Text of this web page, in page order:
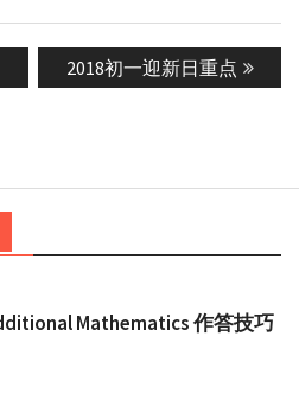
Next
post:
2018初一迎新日重点
Mathematics 作答技巧